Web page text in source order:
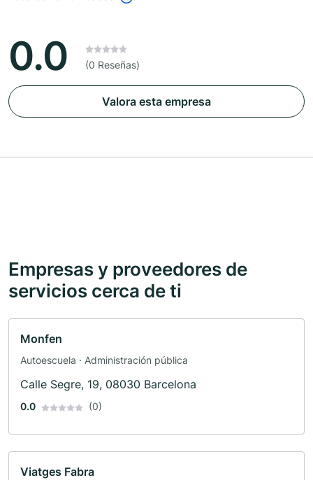
0.0 (0 Reseñas)
Valora esta empresa
Empresas y proveedores de
servicios cerca de ti
Monfen
Autoescuela · Administración pública
Calle Segre, 19, 08030 Barcelona
0.0 (0)
Viatges Fabra